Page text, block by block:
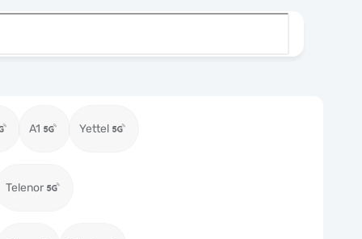
A1 Yettel
Telenor